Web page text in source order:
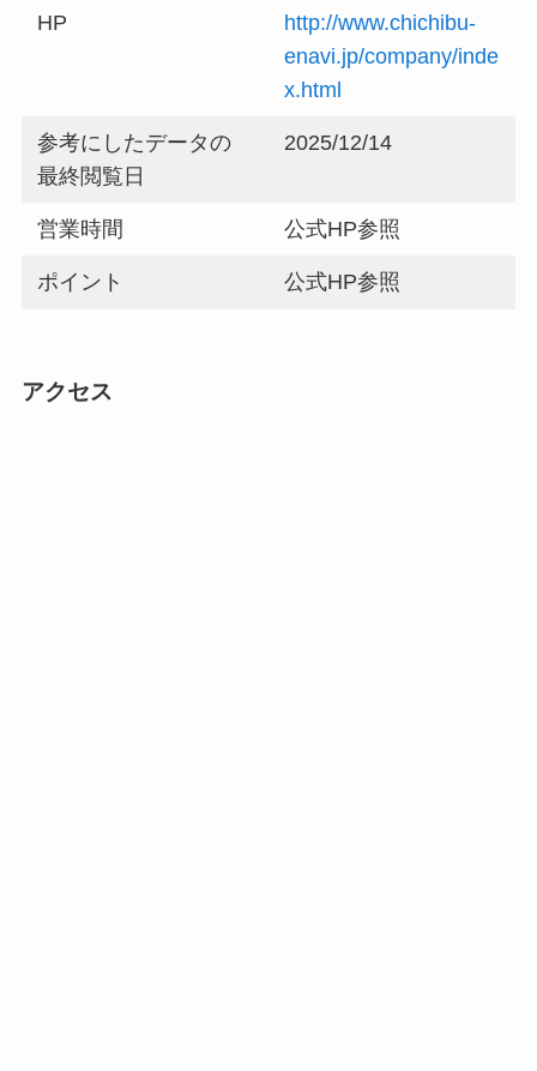
HP
http://www.chichibu-
enavi.jp/company/inde
x.html
参考にしたデータの
最終閲覧日
2025/12/14
営業時間 公式HP参照
ポイント 公式HP参照
アクセス